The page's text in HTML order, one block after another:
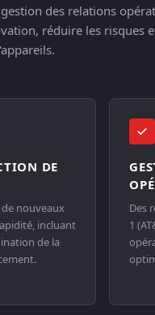
des relations
réduire les risques
DE
nouveaux
incluant
de la
Des
1